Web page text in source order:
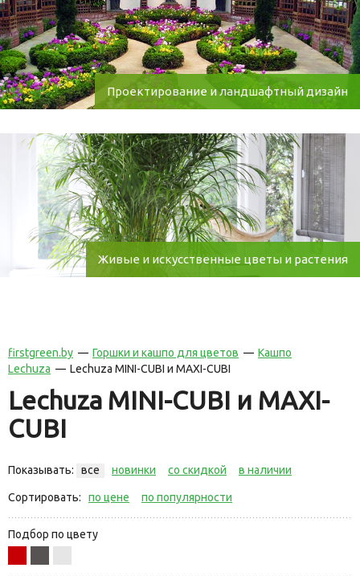
Проектирование и ландшафтный дизайн
Живые и искусственные цветы и растения
firstgreen.by Горшки и кашпо для цветов
Кашпо
Lechuza
Lechuza MINI-CUBI и MAXI-CUBI
Lechuza MINI-CUBI и MAXI-
CUBI
Показывать: все новинки со скидкой в наличии
Сортировать: по цене по популярности
Подбор по цвету